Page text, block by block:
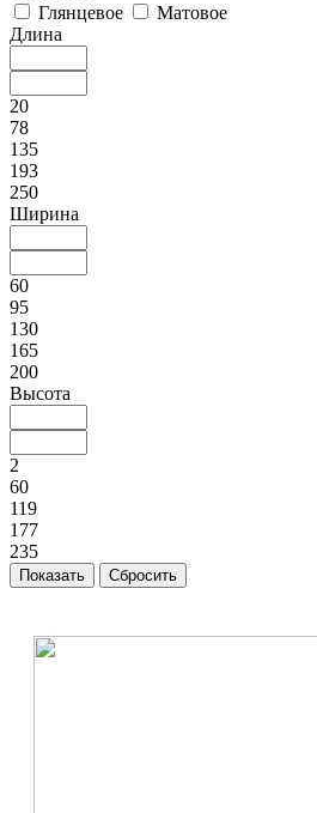
Глянцевое
Матовое
Длина
20
78
135
193
250
Ширина
60
95
130
165
200
Высота
2
60
119
177
235